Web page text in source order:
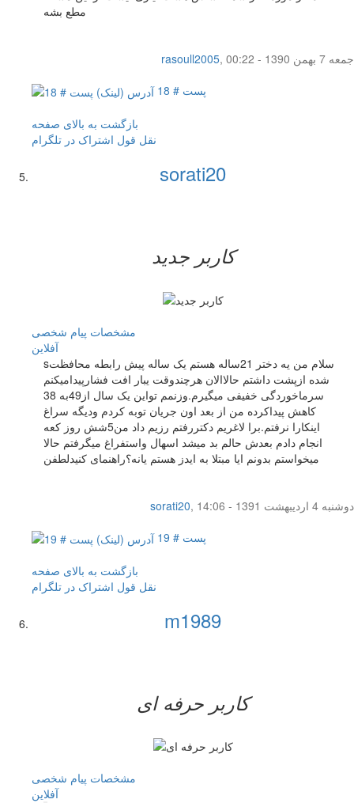
مطع بشه
rasoull2005,
جمعه 7 بهمن 1390 - 00:22
پست # 18
بازگشت به بالای صفحه
نقل قول اشتراک در تلگرام
sorati20
کاربر جدید
مشخصات پیام شخصی
آفلاين
sسلام من یه دختر 21ساله هستم یک ساله پیش رابطه محافظت
شده ازپشت داشتم حالاالان هرچندوقت یبار افت فشارپیدامیکنم
سرماخوردگی خفیفی میگیرم.وزنمم تواین یک سال از49به 38
کاهش پیداکرده من از بعد اون جریان توبه کردم ودیگه سراغ
اینکارا نرفتم.برا لاغریم دکتررفتم رزیم داد من5شش روز کعه
انجام دادم بعدش حالم بد میشد اسهال واستفراغ میگرفتم حالا
میخواستم بدونم ایا مبتلا به ایدز هستم یانه؟راهنمای کنیدلطفن
sorati20,
دوشنبه 4 اردیبهشت 1391 - 14:06
پست # 19
بازگشت به بالای صفحه
نقل قول اشتراک در تلگرام
m1989
کاربر حرفه ای
مشخصات پیام شخصی
آفلاين